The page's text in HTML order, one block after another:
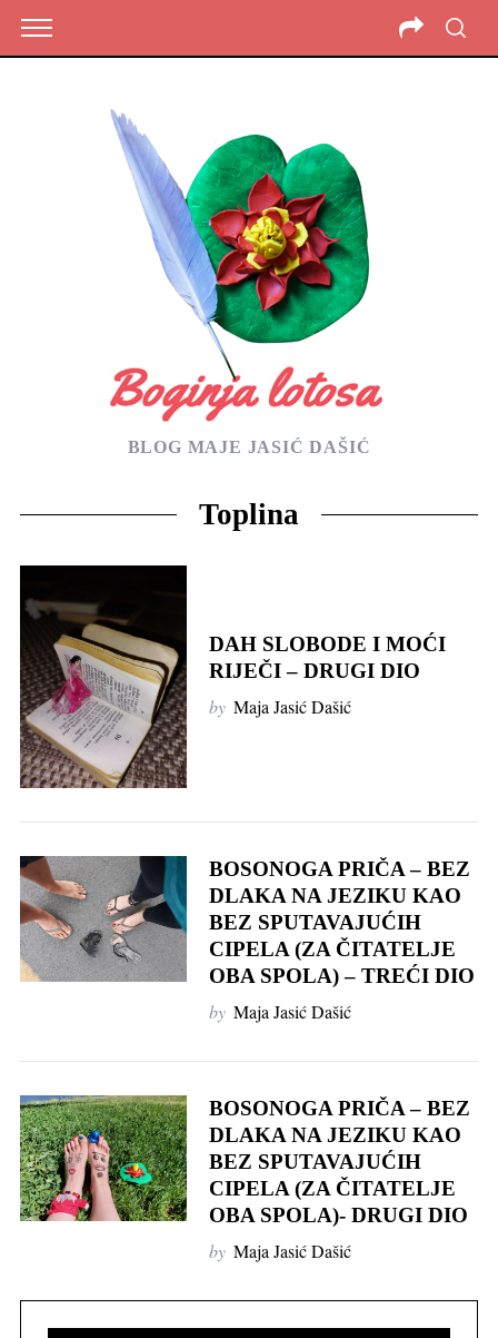
BLOG MAJE JASIĆ DAŠIĆ
Toplina
DAH SLOBODE I MOĆI
RIJEČI – DRUGI DIO
by Maja Jasić Dašić
BOSONOGA PRIČA – BEZ
DLAKA NA JEZIKU KAO
BEZ SPUTAVAJUĆIH
CIPELA (ZA ČITATELJE
OBA SPOLA) – TREĆI DIO
by Maja Jasić Dašić
BOSONOGA PRIČA – BEZ
DLAKA NA JEZIKU KAO
BEZ SPUTAVAJUĆIH
CIPELA (ZA ČITATELJE
OBA SPOLA)- DRUGI DIO
by Maja Jasić Dašić